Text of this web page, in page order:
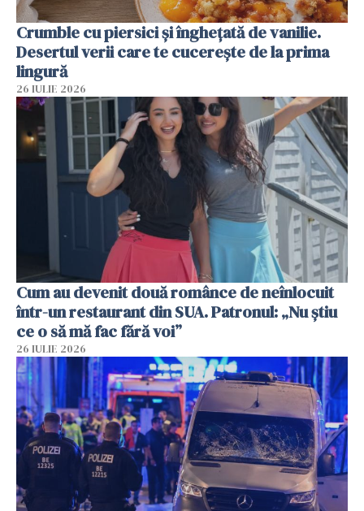
Crumble cu piersici și înghețată de vanilie.
Desertul verii care te cucerește de la prima
lingură
26 IULIE 2026
Cum au devenit două românce de neînlocuit
într-un restaurant din SUA. Patronul: „Nu știu
ce o să mă fac fără voi”
26 IULIE 2026